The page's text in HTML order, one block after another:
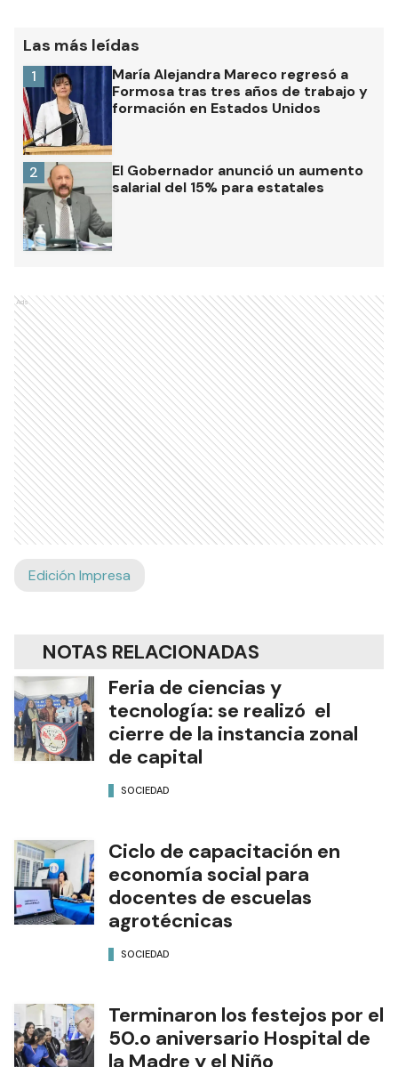
Las más leídas
María Alejandra Mareco regresó a
Formosa tras tres años de trabajo y
formación en Estados Unidos
1
El Gobernador anunció un aumento
salarial del 15% para estatales
2
Ads
Edición Impresa
NOTAS RELACIONADAS
Feria de ciencias y
tecnología: se realizó el
cierre de la instancia zonal
de capital
SOCIEDAD
Ciclo de capacitación en
economía social para
docentes de escuelas
agrotécnicas
SOCIEDAD
Terminaron los festejos por el
50.o aniversario Hospital de
la Madre y el Niño